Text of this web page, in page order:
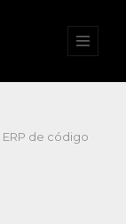
ERP de código